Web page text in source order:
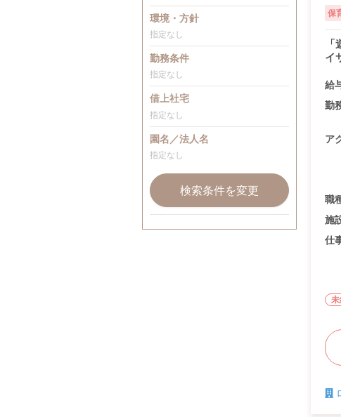
保
イ
給
勤
ア
職
施
仕
環境・方針
指定なし
勤務条件
指定なし
借上社宅
指定なし
園名／法人名
指定なし
検索条件を変更